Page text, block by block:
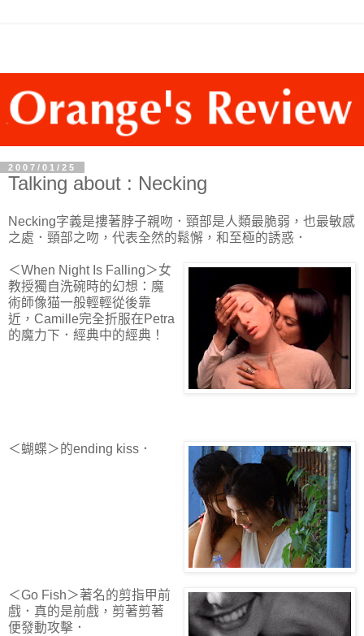
2007/01/25
Talking about : Necking
Necking字義是摟著脖子親吻．頸部是人類最脆弱，也最敏感
之處．頸部之吻，代表全然的鬆懈，和至極的誘惑．
＜When Night Is Falling＞女
教授獨自洗碗時的幻想：魔
術師像猫一般輕輕從後靠
近，Camille完全折服在Petra
的魔力下．經典中的經典！
＜蝴蝶＞的ending kiss．
＜Go Fish＞著名的剪指甲前
戲．真的是前戲，剪著剪著
便發動攻擊．